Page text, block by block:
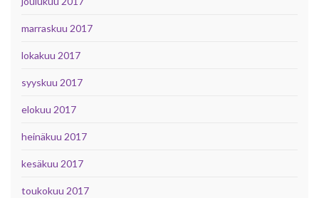
marraskuu 2017
lokakuu 2017
syyskuu 2017
elokuu 2017
heinäkuu 2017
kesäkuu 2017
toukokuu 2017